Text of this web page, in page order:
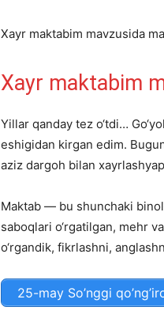
Xayr maktabim mavzusida
Xayr maktabim
Yillar qanday tez o‘tdi…
eshigidan kirgan edim.
aziz dargoh bilan
Maktab — bu shunchaki
saboqlari o‘rgatilgan, mehr
o‘rgandik, fikrlashni,
25-may So’nggi